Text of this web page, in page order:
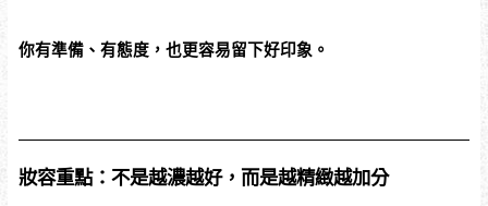
你有準備、有態度，也更容易留下好印象。
妝容重點：不是越濃越好，而是越精緻越加分